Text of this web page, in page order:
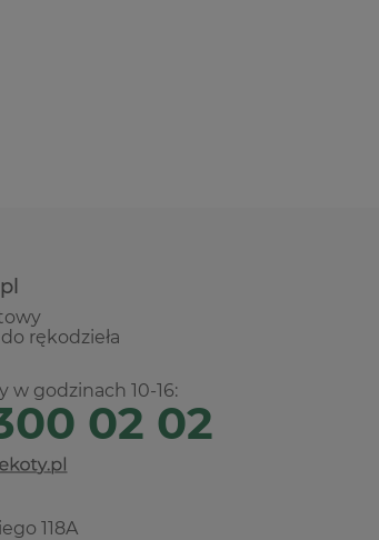
rękodzieła
w godzinach 10-16:
02 02
118A